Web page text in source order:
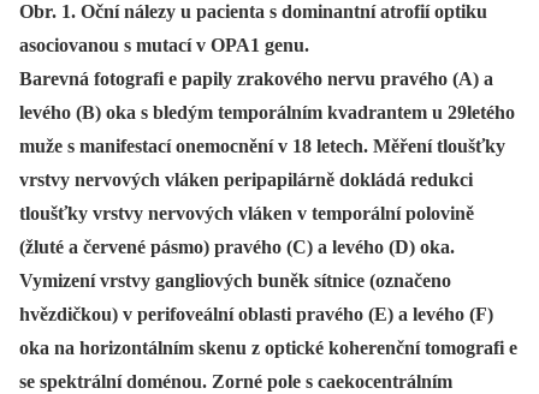
Obr. 1. Oční nálezy u pacienta s dominantní atrofií optiku
asociovanou s mutací v OPA1 genu.
Barevná fotografi e papily zrakového nervu pravého (A) a
levého (B) oka s bledým temporálním kvadrantem u 29letého
muže s manifestací onemocnění v 18 letech. Měření tloušťky
vrstvy nervových vláken peripapilárně dokládá redukci
tloušťky vrstvy nervových vláken v temporální polovině
(žluté a červené pásmo) pravého (C) a levého (D) oka.
Vymizení vrstvy gangliových buněk sítnice (označeno
hvězdičkou) v perifoveální oblasti pravého (E) a levého (F)
oka na horizontálním skenu z optické koherenční tomografi e
se spektrální doménou. Zorné pole s caekocentrálním